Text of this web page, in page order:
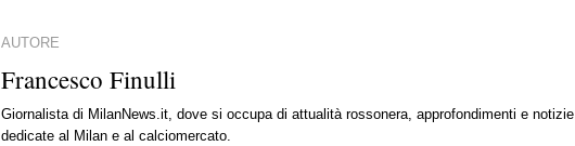
AUTORE
Francesco Finulli
Giornalista di MilanNews.it, dove si occupa di attualità rossonera, approfondimenti e notizie
dedicate al Milan e al calciomercato.